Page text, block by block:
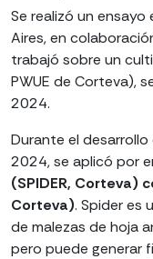
Se realizó un ensayo
Aires, en
trabajó sobre un
PWUE de Corteva),
2024.
Durante el
2024, se aplicó por
(SPIDER, Corteva)
Corteva). Spider es
de malezas de hoja
pero puede generar